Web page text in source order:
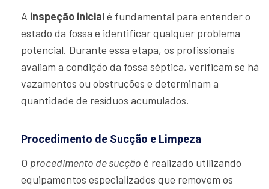
A inspeção inicialé fundamental para entender o
estado da fossa e identificar qualquer problema
potencial. Durante essa etapa, os profissionais
avaliam a condição da fossa séptica, verificam se há
vazamentos ou obstruções e determinam a
quantidade de resíduos acumulados.
Procedimento de Sucção e Limpeza
O procedimento de sucção é realizado utilizando
equipamentos especializados que removem os